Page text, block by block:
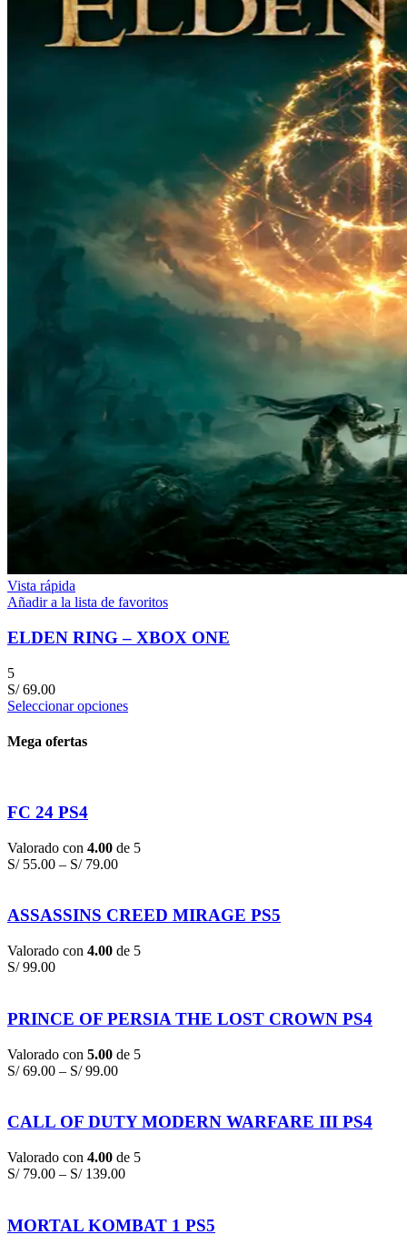
Vista rápida
Añadir a la lista de favoritos
ELDEN RING – XBOX ONE
5
S/69.00
Seleccionar opciones
Mega ofertas
FC 24 PS4
Valorado con 4.00 de 5
S/55.00 – S/79.00
ASSASSINS CREED MIRAGE PS5
Valorado con 4.00 de 5
S/99.00
PRINCE OF PERSIA THE LOST CROWN PS4
Valorado con 5.00 de 5
S/69.00 – S/99.00
CALL OF DUTY MODERN WARFARE III PS4
Valorado con 4.00 de 5
S/79.00 – S/139.00
MORTAL KOMBAT 1 PS5